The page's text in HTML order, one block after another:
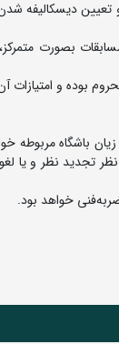
تعیین دیسکالیفه
بصورت
که یک تیم مشمول بند6-3 گردد و بصورت تیمی در مسابقات حاضر نشود از ادامه رقابت های لیگ برتر
باشگاه مربوطه
تجدید نظر و یا لغو